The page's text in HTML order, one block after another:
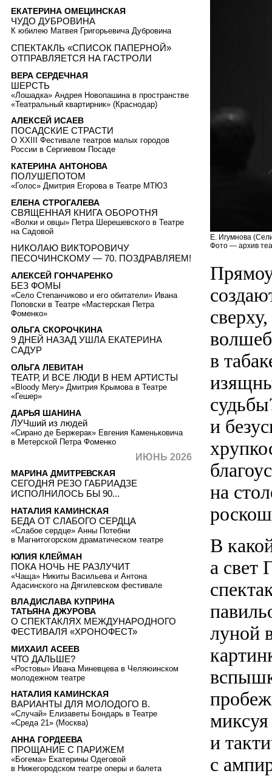
Е. Игумнова
Фото — архив
в
и
на
В
а свет
луной
и
с
ЕКАТЕРИНА ОМЕЦИНСКАЯ
ЧУДО ДУБРОВИНА
К юбилею Матвея Григорьевича Дубровина
СПЕКТАКЛЬ «СПИСОК ПАПЕРНОЙ»
ОТПРАВЛЯЕТСЯ НА ГАСТРОЛИ
ВЕРА СЕРДЕЧНАЯ
ШЕРСТЬ
«Лошадка» Андрея Новопашина в пространстве
«Театральный квартирник» (Краснодар)
АЛЕКСЕЙ ИСАЕВ
ПОСАДСКИЕ СТРАСТИ
О XXIII Фестивале театров малых городов
России в Сергиевом Посаде
КАТЕРИНА АНТОНОВА
ПОЛУШЕПОТОМ
«Голос» Дмитрия Егорова в Театре МТЮЗ
ЕЛЕНА СТРОГАЛЕВА
СВЯЩЕННАЯ КНИГА ОБОРОТНЯ
«Волки и овцы» Петра Шерешевского в Театре
на Садовой
НИКОЛАЮ ВИКТОРОВИЧУ
ПЕСОЧИНСКОМУ — 70. ПОЗДРАВЛЯЕМ!
АЛЕКСЕЙ ГОНЧАРЕНКО
БЕЗ ФОМЫ
«Село Степанчиково и его обитатели» Ивана
Поповски в Театре «Мастерская Петра
Фоменко»
ОЛЬГА СКОРОЧКИНА
9 ДНЕЙ НАЗАД УШЛА ЕКАТЕРИНА
САДУР
ОЛЬГА ЛЕВИТАН
ТЕАТР, И ВСЕ ЛЮДИ В НЕМ АРТИСТЫ
«Bloody Mery» Дмитрия Крымова в Театре
«Гешер»
ДАРЬЯ ШАНИНА
ЛУЧший из людей
«Сирано де Бержерак» Евгения Каменьковича
в Метерской Петра Фоменко
ИЮНЬ 2026
МАРИНА ДМИТРЕВСКАЯ
СЕГОДНЯ РЕЗО ГАБРИАДЗЕ
ИСПОЛНИЛОСЬ БЫ 90...
НАТАЛИЯ КАМИНСКАЯ
БЕДА ОТ СЛАБОГО СЕРДЦА
«Слабое сердце» Анны Потебни
в Магнитогорском драматическом театре
ЮЛИЯ КЛЕЙМАН
ПОКА НОЧЬ НЕ РАЗЛУЧИТ
«Чаща» Никиты Васильева и Антона
Адасинского на Дягилевском фестивале
ВЛАДИСЛАВА КУПРИНА
ТАТЬЯНА ДЖУРОВА
О СПЕКТАКЛЯХ МЕЖДУНАРОДНОГО
ФЕСТИВАЛЯ «ХРОНОФЕСТ»
МИХАИЛ АСЕЕВ
ЧТО ДАЛЬШЕ?
«Ростовы» Ивана Миневцева в Челяюинском
молодежном театре
НАТАЛИЯ КАМИНСКАЯ
ВАРИАНТЫ ДЛЯ МОЛОДОГО В.
«Случай» Елизаветы Бондарь в Театре
«Среда 21» (Москва)
АННА ГОРДЕЕВА
ПРОЩАНИЕ С ПАРИЖЕМ
«Богема» Екатерины Одеговой
в Нижегородском театре оперы и балета